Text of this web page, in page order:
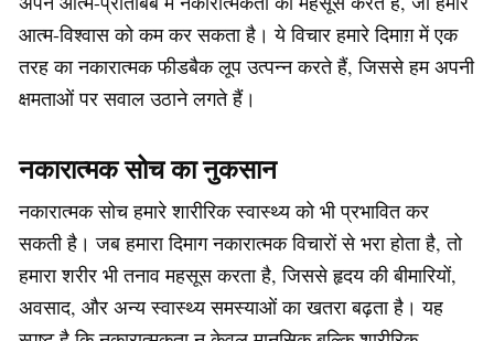
आत्म-विश्वास को कम कर सकता है। ये विचार हमारे दिमाग़ में एक
तरह का नकारात्मक फीडबैक लूप उत्पन्न करते हैं, जिससे हम अपनी
क्षमताओं पर सवाल उठाने लगते हैं।
नकारात्मक सोच का नुकसान
नकारात्मक सोच हमारे शारीरिक स्वास्थ्य को भी प्रभावित कर
सकती है। जब हमारा दिमाग नकारात्मक विचारों से भरा होता है, तो
हमारा शरीर भी तनाव महसूस करता है, जिससे हृदय की बीमारियों,
अवसाद, और अन्य स्वास्थ्य समस्याओं का खतरा बढ़ता है। यह